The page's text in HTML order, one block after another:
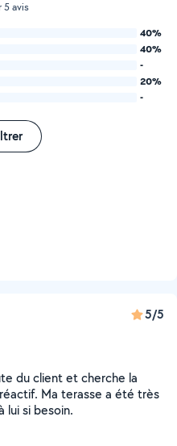
5 avis
40%
40%
-
20%
-
5/5
du client et cherche la
Ma terasse a été très
lui si besoin.